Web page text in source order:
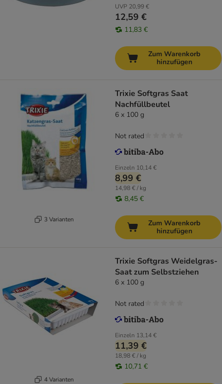
UVP 20,99 €
12,59 €
11,83 €
Zum Warenkorb
hinzufügen
3 Varianten
Trixie Softgras Saat
Nachfüllbeutel
6 x 100 g
Einzeln 10,14 €
8,99 €
14,98 € / kg
8,45 €
Not rated
Zum Warenkorb
hinzufügen
4 Varianten
Trixie Softgras Weidelgras-
Saat zum Selbstziehen
6 x 100 g
Einzeln 13,14 €
11,39 €
18,98 € / kg
10,71 €
Not rated